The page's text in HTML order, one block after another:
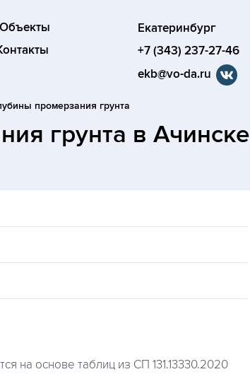
Объекты
Екатеринбург
+7 (343) 237-27-46
ekb@vo-da.ru
промерзания грунта
грунта в Ачинске
на основе таблиц из СП 131.13330.2020